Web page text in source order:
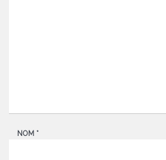
NOM *